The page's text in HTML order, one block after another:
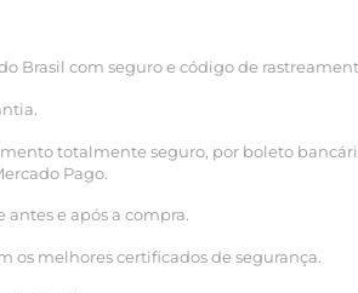
Brasil com seguro e código de
totalmente seguro, por boleto
Pago.
antes e após a compra.
os melhores certificados de segurança.